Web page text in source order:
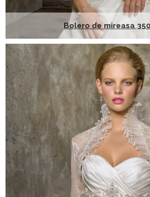
Bolero de mireasa